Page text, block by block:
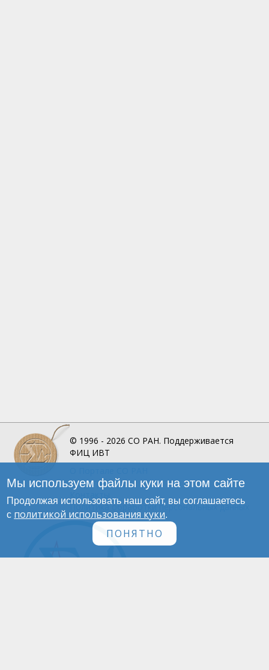
© 1996 - 2026 СО РАН. Поддерживается
ФИЦ ИВТ
Инфографика
Политика обработки персональных данных
Мы используем файлы куки на этом сайте
Продолжая использовать наш сайт, вы соглашаетесь
с политикой использования куки.
ПОНЯТНО